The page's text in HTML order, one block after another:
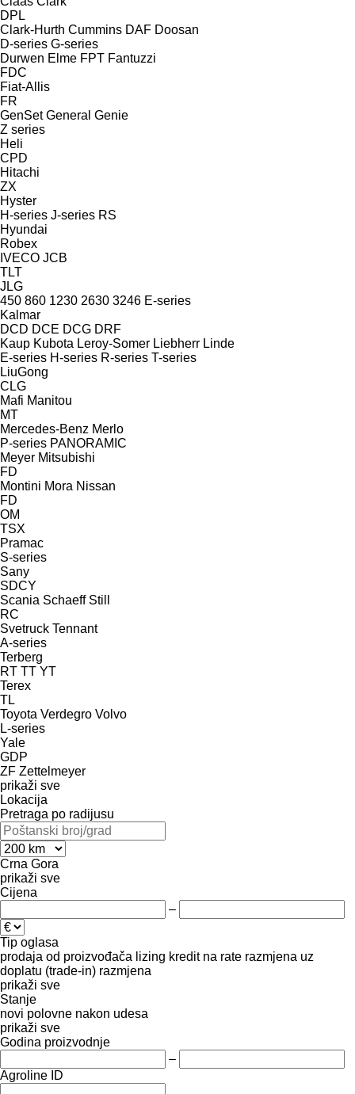
DPL
Clark-Hurth Cummins DAF Doosan
D-series G-series
Durwen Elme FPT Fantuzzi
FDC
Fiat-Allis
FR
GenSet General Genie
Z series
Heli
CPD
Hitachi
ZX
Hyster
H-series J-series RS
Hyundai
Robex
IVECO JCB
TLT
JLG
450 860 1230 2630 3246 E-series
Kalmar
DCD DCE DCG DRF
Kaup Kubota Leroy-Somer Liebherr Linde
E-series H-series R-series T-series
LiuGong
CLG
Mafi Manitou
MT
Mercedes-Benz Merlo
P-series PANORAMIC
Meyer Mitsubishi
FD
Montini Mora Nissan
FD
OM
TSX
Pramac
S-series
Sany
SDCY
Scania Schaeff Still
RC
Svetruck Tennant
A-series
Terberg
RT TT YT
Terex
TL
Toyota Verdegro Volvo
L-series
Yale
GDP
ZF Zettelmeyer
prikaži sve
Lokacija
Pretraga po radijusu
Crna Gora
prikaži sve
Cijena
–
Tip oglasa
prodaja od proizvođača lizing kredit na rate razmjena uz
doplatu (trade-in) razmjena
prikaži sve
Stanje
novi polovne nakon udesa
prikaži sve
Godina proizvodnje
–
Agroline ID